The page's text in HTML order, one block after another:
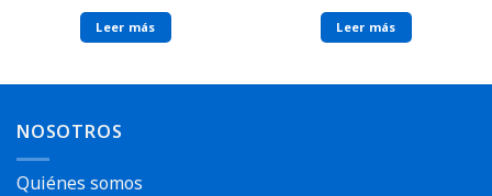
Leer más Leer más
NOSOTROS
Quiénes somos